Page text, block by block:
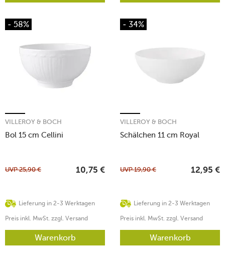
- 58%
Bol 15 cm Cellini
VILLEROY & BOCH
Lieferung in 2-3 Werktagen
UVP25,90 € 10,75 €
Preis inkl. MwSt. zzgl. Versand
Warenkorb
- 34%
Schälchen 11 cm Royal
VILLEROY & BOCH
Lieferung in 2-3 Werktagen
UVP19,90 € 12,95 €
Preis inkl. MwSt. zzgl. Versand
Warenkorb